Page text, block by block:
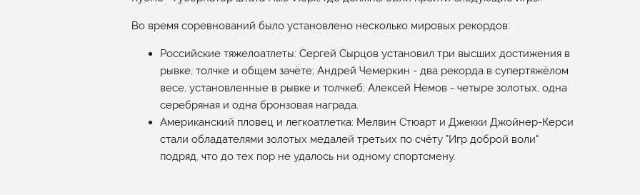
Во время соревнований было установлено несколько мировых рекордов:
Российские тяжелоатлеты: Сергей Сырцов установил три высших достижения в
рывке, толчке и общем зачёте; Андрей Чемеркин - два рекорда в супертяжёлом
весе, установленные в рывке и толчкеб; Алексей Немов - четыре золотых, одна
серебряная и одна бронзовая награда.
Американский пловец и легкоатлетка: Мелвин Стюарт и Джекки Джойнер-Керси
стали обладателями золотых медалей третьих по счёту "Игр доброй воли"
подряд, что до тех пор не удалось ни одному спортсмену.